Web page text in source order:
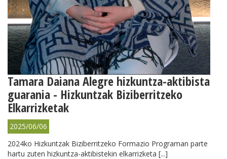
Tamara Daiana Alegre hizkuntza-aktibista
guarania - Hizkuntzak Biziberritzeko
Elkarrizketak
2025/06/06
2024ko Hizkuntzak Biziberritzeko Formazio Programan parte
hartu zuten hizkuntza-aktibistekin elkarrizketa [...]